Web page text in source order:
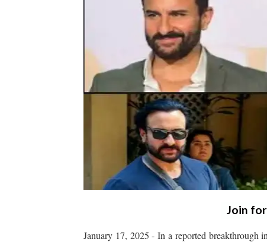
Join
January 17, 2025 - In a reported breakthrough